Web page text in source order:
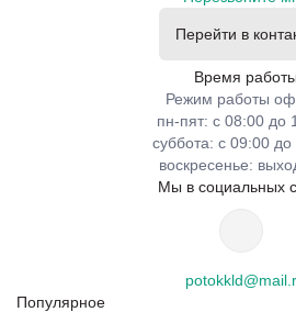
Перейти в
Время работы
Режим работы
пн-пят: с 08:00 до
суббота: с 09:00 до
воскресенье:
Мы в социальных
Популярное